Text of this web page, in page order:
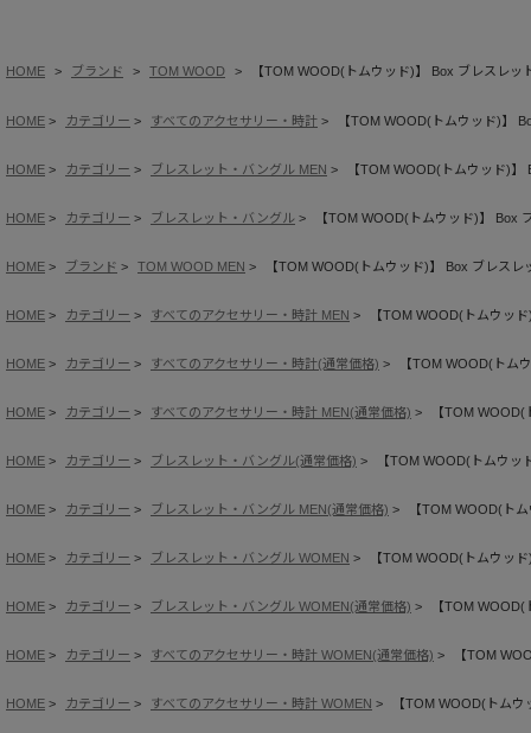
HOME ブランド TOM WOOD 【TOM WOOD(トムウッド)】 Box ブレスレッ
HOME カテゴリー すべてのアクセサリー・時計 【TOM WOOD(トムウッド)】
HOME カテゴリー ブレスレット・バングル MEN 【TOM WOOD(トムウッド)
HOME カテゴリー ブレスレット・バングル 【TOM WOOD(トムウッド)】 Box
HOME ブランド TOM WOOD MEN 【TOM WOOD(トムウッド)】 Box ブレスレ
HOME カテゴリー すべてのアクセサリー・時計 MEN 【TOM WOOD(トムウッ
HOME カテゴリー すべてのアクセサリー・時計(通常価格) 【TOM WOOD(トム
HOME カテゴリー すべてのアクセサリー・時計 MEN(通常価格) 【TOM
HOME カテゴリー ブレスレット・バングル(通常価格) 【TOM WOOD(トムウ
HOME カテゴリー ブレスレット・バングル MEN(通常価格) 【TOM WOOD(ト
HOME カテゴリー ブレスレット・バングル WOMEN 【TOM WOOD(トムウッ
HOME カテゴリー ブレスレット・バングル WOMEN(通常価格) 【TOM
HOME カテゴリー すべてのアクセサリー・時計 WOMEN(通常価格) 【TOM
HOME カテゴリー すべてのアクセサリー・時計 WOMEN 【TOM WOOD(トム